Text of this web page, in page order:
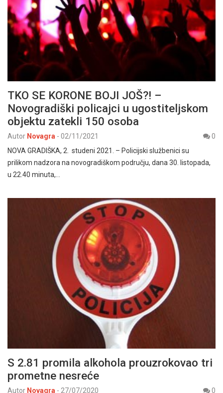
TKO SE KORONE BOJI JOŠ?! –
Novogradiški policajci u ugostiteljskom
objektu zatekli 150 osoba
Autor Novagra - 02/11/2021
0
NOVA GRADIŠKA, 2. studeni 2021. – Policijski službenici su
prilikom nadzora na novogradiškom području, dana 30. listopada,
u 22.40 minuta,…
S 2.81 promila alkohola prouzrokovao tri
prometne nesreće
Autor Novagra - 27/07/2020
0